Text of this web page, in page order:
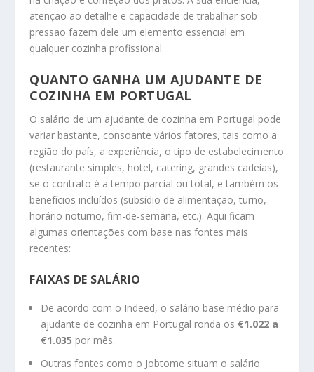
atenção ao detalhe e capacidade de trabalhar sob
pressão fazem dele um elemento essencial em
qualquer cozinha profissional.
QUANTO GANHA UM AJUDANTE DE
COZINHA EM PORTUGAL
O salário de um ajudante de cozinha em Portugal pode
variar bastante, consoante vários fatores, tais como a
região do país, a experiência, o tipo de estabelecimento
(restaurante simples, hotel, catering, grandes cadeias),
se o contrato é a tempo parcial ou total, e também os
benefícios incluídos (subsídio de alimentação, turno,
horário noturno, fim-de-semana, etc.). Aqui ficam
algumas orientações com base nas fontes mais
recentes:
FAIXAS DE SALÁRIO
De acordo com o Indeed, o salário base médio para
ajudante de cozinha em Portugal ronda os €1.022 a
€1.035 por mês.
Outras fontes como o Jobtome situam o salário